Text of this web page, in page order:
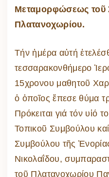
Μεταμορφώσεως τοῦ
Πλατανοχωρίου.
Τήν ἡμέρα αὐτή
τεσσαρακονθήμερο
15χρονου μαθητοῦ
ὁ ὁποῖος ἔπεσε θύμα
Πρόκειται γιά τόν υἱό
Τοπικοῦ Συμβούλου
Συμβούλου τῆς
Νικολαΐδου,
τοῦ Πλατανοχωρίου